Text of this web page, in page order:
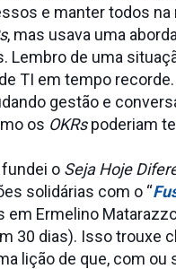
e manter todos na
, mas usava uma
Lembro de uma
TI em tempo
gestão e
os OKRspoderiam
fundei o Seja Hoje
solidárias com o “
em Ermelino
30 dias). Isso trouxe
lição de que, com